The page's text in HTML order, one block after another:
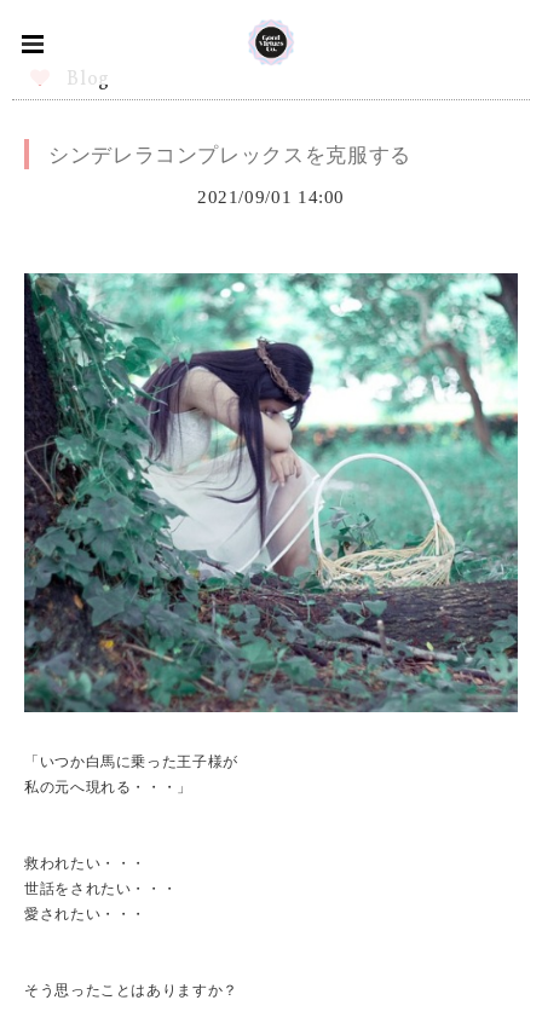
Blog
シンデレラコンプレックスを克服する
2021/09/01 14:00
「いつか白馬に乗った王子様が
私の元へ現れる・・・」
救われたい・・・
世話をされたい・・・
愛されたい・・・
そう思ったことはありますか？